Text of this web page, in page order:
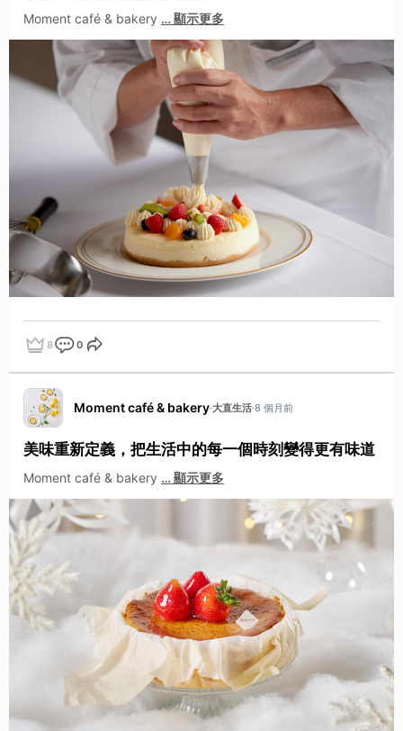
Moment café & bakery …顯示更多
點讚 8評論 0分享
Moment café & bakery·大直生活·8 個月前
美味重新定義，把生活中的每一個時刻變得更有味道
Moment café & bakery …顯示更多